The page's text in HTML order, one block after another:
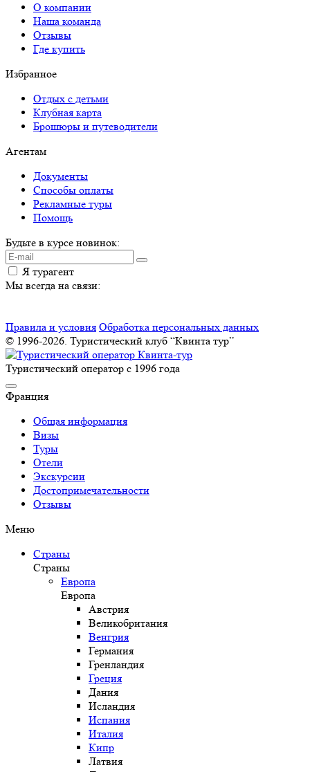
О компании
Наша команда
Отзывы
Где купить
Избранное
Отдых с детьми
Клубная карта
Брошюры и путеводители
Агентам
Документы
Способы оплаты
Рекламные туры
Помощь
Будьте в курсе новинок:
Я турагент
Мы всегда на связи:
Правила и условия Обработка персональных данных
© 1996-2026. Туристический клуб “Квинта тур”
Туристический оператор с 1996 года
Франция
Общая информация
Визы
Туры
Отели
Экскурсии
Достопримечательности
Отзывы
Меню
Страны
Страны
Европа
Европа
Австрия
Великобритания
Венгрия
Германия
Гренландия
Греция
Дания
Исландия
Испания
Италия
Кипр
Латвия